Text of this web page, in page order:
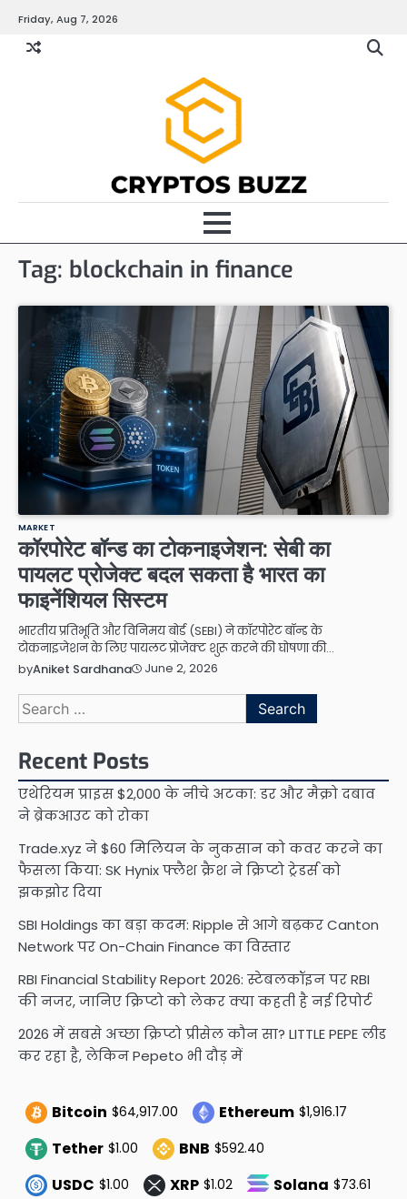
content
Friday, Aug 7, 2026
Tag: blockchain in finance
MARKET
कॉरपोरेट बॉन्ड का टोकनाइजेशन: सेबी का
पायलट प्रोजेक्ट बदल सकता है भारत का
फाइनेंशियल सिस्टम
भारतीय प्रतिभूति और विनिमय बोर्ड (SEBI) ने कॉरपोरेट बॉन्ड के
टोकनाइजेशन के लिए पायलट प्रोजेक्ट शुरू करने की घोषणा की…
byAniket Sardhana June 2, 2026
Search
for:
Recent Posts
एथेरियम प्राइस $2,000 के नीचे अटका: डर और मैक्रो दबाव
ने ब्रेकआउट को रोका
Trade.xyz ने $60 मिलियन के नुकसान को कवर करने का
फैसला किया: SK Hynix फ्लैश क्रैश ने क्रिप्टो ट्रेडर्स को
झकझोर दिया
SBI Holdings का बड़ा कदम: Ripple से आगे बढ़कर Canton
Network पर On-Chain Finance का विस्तार
RBI Financial Stability Report 2026: स्टेबलकॉइन पर RBI
की नजर, जानिए क्रिप्टो को लेकर क्या कहती है नई रिपोर्ट
2026 में सबसे अच्छा क्रिप्टो प्रीसेल कौन सा? LITTLE PEPE लीड
कर रहा है, लेकिन Pepeto भी दौड़ में
Bitcoin $64,917.00 Ethereum $1,916.17
Tether $1.00 BNB $592.40
USDC $1.00 XRP $1.02 Solana $73.61